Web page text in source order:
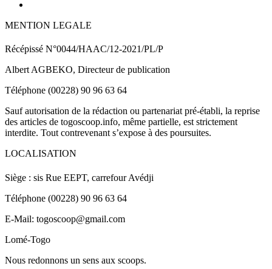
MENTION LEGALE
Récépissé N°0044/HAAC/12-2021/PL/P
Albert AGBEKO, Directeur de publication
Téléphone (00228) 90 96 63 64
Sauf autorisation de la rédaction ou partenariat pré-établi, la reprise
des articles de togoscoop.info, même partielle, est strictement
interdite. Tout contrevenant s’expose à des poursuites.
LOCALISATION
Siège : sis Rue EEPT, carrefour Avédji
Téléphone (00228) 90 96 63 64
E-Mail: togoscoop@gmail.com
Lomé-Togo
Nous redonnons un sens aux scoops.